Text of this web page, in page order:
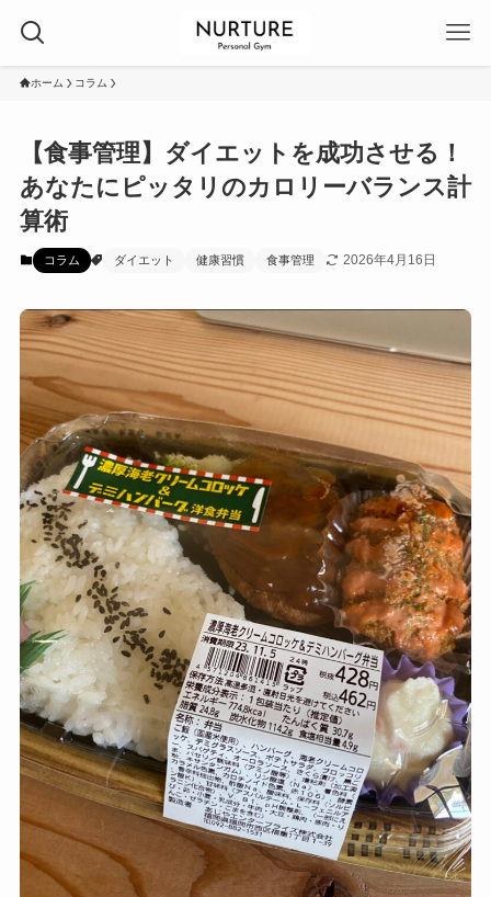
ホーム コラム
【食事管理】ダイエットを成功させる！
あなたにピッタリのカロリーバランス計
算術
コラム ダイエット 健康習慣 食事管理 2026年4月16日